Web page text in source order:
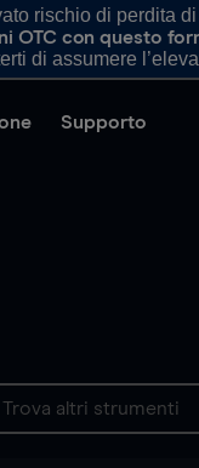
rischio di perdita
OTC con questo
di assumere
Supporto